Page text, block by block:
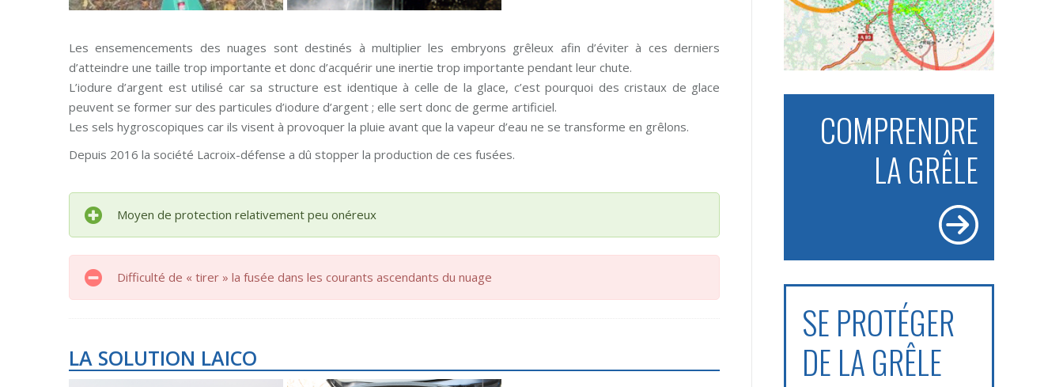
Les ensemencements des nuages sont destinés à multiplier les embryons grêleux afin d’éviter à ces derniers
d’atteindre une taille trop importante et donc d’acquérir une inertie trop importante pendant leur chute.
L’iodure d’argent est utilisé car sa structure est identique à celle de la glace, c’est pourquoi des cristaux de glace
peuvent se former sur des particules d’iodure d’argent ; elle sert donc de germe artificiel.
Les sels hygroscopiques car ils visent à provoquer la pluie avant que la vapeur d’eau ne se transforme en grêlons.
Depuis 2016 la société Lacroix-défense a dû stopper la production de ces fusées.
Moyen de protection relativement peu onéreux
Difficulté de « tirer » la fusée dans les courants ascendants du nuage
LA SOLUTION LAICO
COMPRENDRE
LA GRÊLE
SE PROTÉGER
DE LA GRÊLE